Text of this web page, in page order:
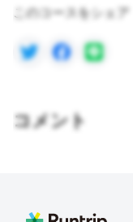
このコースをシェア
コメント